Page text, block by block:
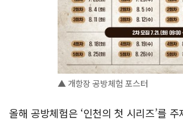
▲ 개항장 공방체험 포스터
올해 공방체험은 ‘인천의 첫 시리즈’를